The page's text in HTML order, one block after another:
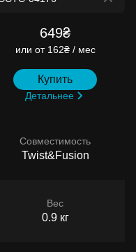
649₴
или от 162₴ / мес
Купить
Детальнее
Совместимость
Twist&Fusion
Вес
0.9 кг